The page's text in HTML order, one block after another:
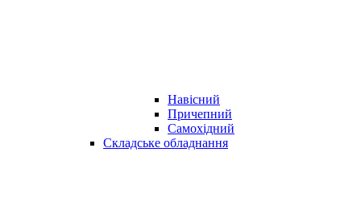
Навісний
Причепний
Самохідний
Складське обладнання